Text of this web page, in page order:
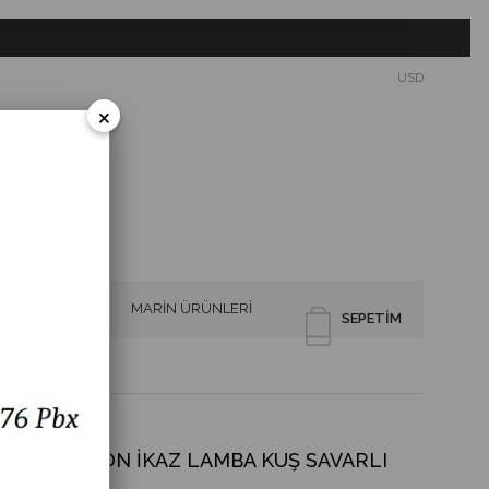
USD
SEPETIM
MARİN ÜRÜNLERİ
İKAZ LAMBA KUŞ SAVARLI
×